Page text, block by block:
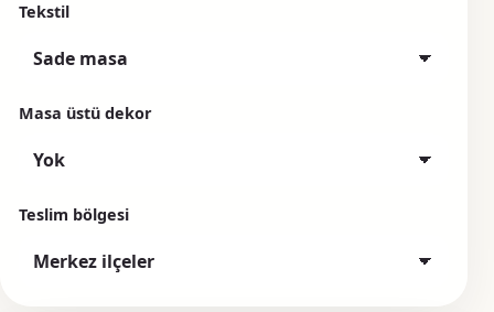
Tekstil
Masa üstü dekor
Teslim bölgesi